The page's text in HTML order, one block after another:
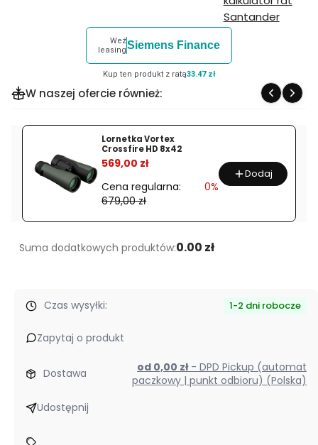
Lornetka
ED
DO-
1602
Weź
leasingSiemens Finance
Kup ten produkt z ratą33.47 zł
W naszej ofercie również:
Lornetka Vortex
Crossfire HD 8x42
569,00 zł
Cena regularna:
679,00 zł
0%
Dodaj
Suma dodatkowych produktów:0.00 zł
Czas wysyłki: 1-2 dni robocze
Zapytaj o produkt
Dostawa od 0,00 zł - DPD Pickup (automat
paczkowy | punkt odbioru) (Polska)
Udostępnij